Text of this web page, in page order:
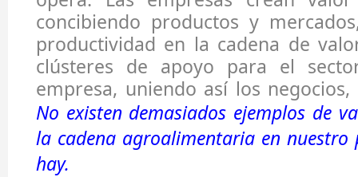
concibiendo productos y
productividad en la cadena de
clústeres de apoyo para el
empresa, uniendo así los negocios,
No existen demasiados ejemplos de
la cadena agroalimentaria en nuestro
hay.